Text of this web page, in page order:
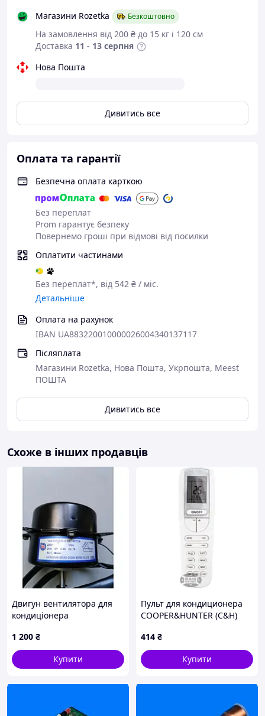
Магазини Rozetka
Безкоштовно
На замовлення від 200 ₴ до 15 кг і 120 см
Доставка 11 - 13 серпня
Нова Пошта
Дивитись все
Оплата та гарантії
Безпечна оплата карткою
Без переплат
Prom гарантує безпеку
Повернемо гроші при відмові від посилки
Оплатити частинами
Без переплат*, від 542 ₴ / міс.
Детальніше
Оплата на рахунок
IBAN UA883220010000026004340137117
Післяплата
Магазини Rozetka, Нова Пошта, Укрпошта, Meest
ПОШТА
Дивитись все
Схоже в інших продавців
Двигун вентилятора для
кондиціонера
1 200 ₴
Купити
Пульт для кондиционера
COOPER&HUNTER (C&H)
414 ₴
Купити